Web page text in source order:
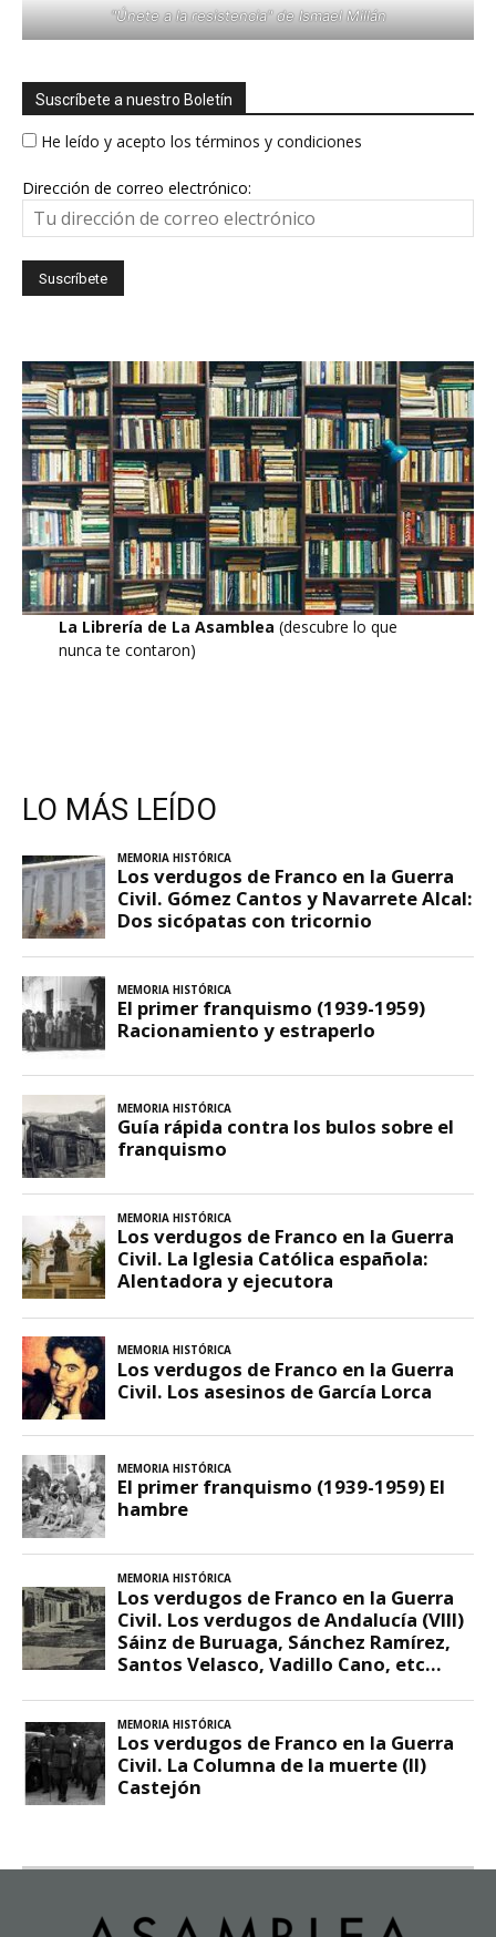
"Únete a la resistencia" de Ismael Millán
Suscríbete a nuestro Boletín
He leído y acepto los términos y condiciones
Dirección de correo electrónico:
La Librería de La Asamblea (descubre lo que
nunca te contaron)
LO MÁS LEÍDO